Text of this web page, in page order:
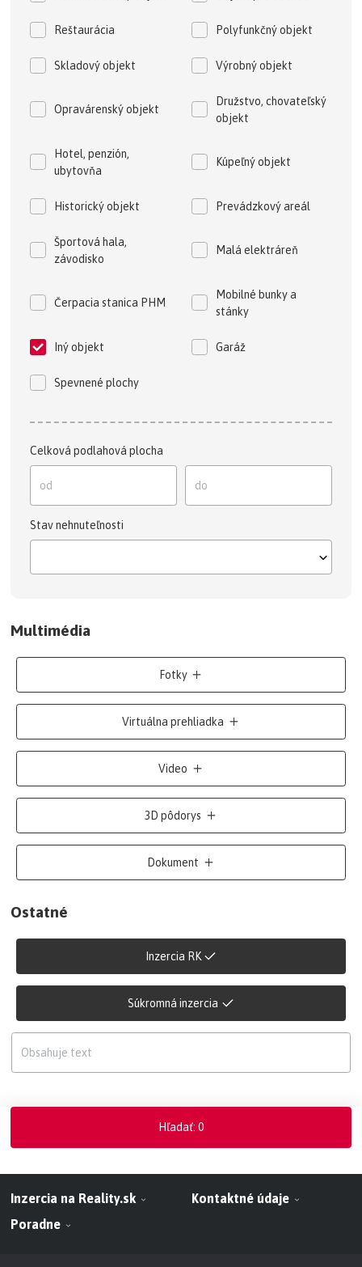
Reštaurácia Polyfunkčný objekt
Skladový objekt Výrobný objekt
Opravárenský objekt
Družstvo, chovateľský
objekt
Hotel, penzión,
ubytovňa
Kúpeľný objekt
Historický objekt Prevádzkový areál
Športová hala,
závodisko
Malá elektráreň
Čerpacia stanica PHM
Mobilné bunky a
stánky
Iný objekt Garáž
Spevnené plochy
Celková podlahová plocha
Stav nehnuteľnosti
Multimédia
Fotky
Virtuálna prehliadka
Video
3D pôdorys
Dokument
Ostatné
Inzercia RK
Súkromná inzercia
Hľadať: 0
Inzercia na Reality.sk
Kontaktné údaje
Poradne